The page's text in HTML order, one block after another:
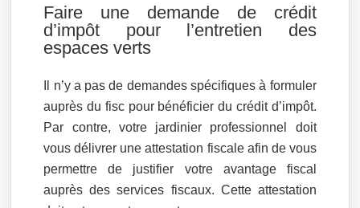
Faire une demande de crédit
d’impôt pour l’entretien des
espaces verts
Il n’y a pas de demandes spécifiques à formuler
auprès du fisc pour bénéficier du crédit d’impôt.
Par contre, votre jardinier professionnel doit
vous délivrer une attestation fiscale afin de vous
permettre de justifier votre avantage fiscal
auprès des services fiscaux. Cette attestation